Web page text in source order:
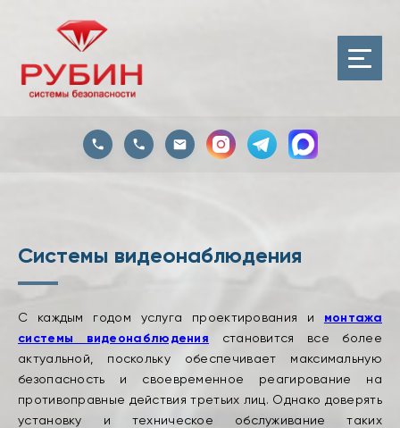
Системы видеонаблюдения
С каждым годом услуга проектирования и монтажа
системы видеонаблюдения становится все более
актуальной, поскольку обеспечивает максимальную
безопасность и своевременное реагирование на
противоправные действия третьих лиц. Однако доверять
установку и техническое обслуживание таких